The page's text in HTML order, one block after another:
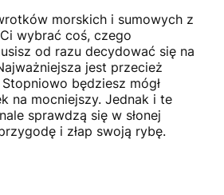
morskich i sumowych z
wybrać coś, czego
od razu decydować się na
jest przecież
będziesz mógł
na mocniejszy. Jednak i te
sprawdzą się w słonej
i złap swoją rybę.